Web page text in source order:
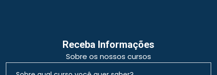
Receba Informações
Sobre os nossos cursos